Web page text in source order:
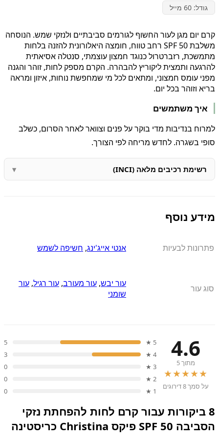
גודל: 60 מייל
קרם יום מגן לעור החשוף לגורמים סביבתיים ולנזקי שמש. הנוסחה
משלבת SPF 50 רחב טווח, חומצה היאלורונית להזנה בלחות
מתמשכת, רזברטרול כנוגד חמצון עוצמתי, סנטלה אסיאתית
להרגעה ותמצית ליקוריץ להבהרה. הקרם מספק לחות, זוהר והגנה
מפני עומס חמצוני, ומתאים לכל מי שמחפשת נוחות, איזון ומראה
בריא וזוהר בכל יום.
איך משתמשים
למרוח בנדיבות מדי בוקר על פנים וצוואר לאחר הסרום, כשלב
סופי בשגרה. לחדש מריחה לפי הצורך.
רשימת רכיבים מלאה (INCI)
מידע נוסף
פתרונות לבעיות אנטי אייג'ינג, חשיפה לשמש
סוג עור עור יבש, עור מעורב, עור רגיל, עור
שומני
4.6
מתוך 5
★★★★★
על סמך 8 דירוגים
5 ★
5
4 ★
3
3 ★
0
2 ★
0
1 ★
0
8 ביקורות עבור
קרם לחות להפחתת נזקי
הסביבה SPF 50 פיקס Christina כריסטינה